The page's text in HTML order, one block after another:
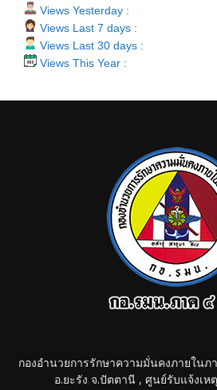
Views Yesterday :
Views Last 7 days :
Views Last 30 days :
Views This Year :
กองอำนวยการรักษาความมั่นคงภายใน
อ.ยะรัง จ.ปัตตานี , ศูนย์รับแจ้งเห